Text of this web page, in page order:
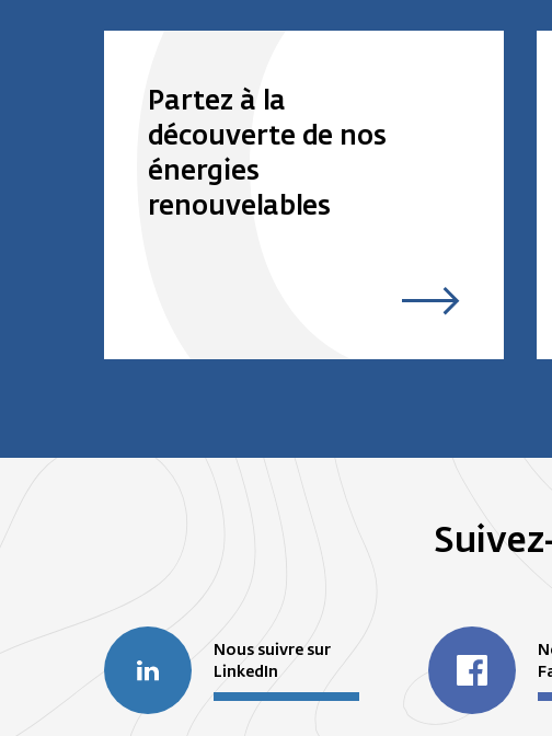
Partez à la
découverte de nos
énergies
renouvelables
Nous suivre sur
LinkedIn